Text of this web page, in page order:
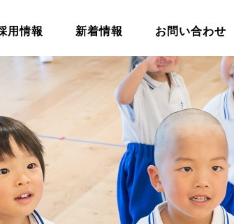
用情報 新着情報 お問い合わせ